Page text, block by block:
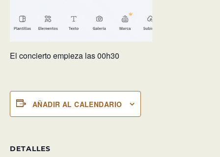
El concierto empieza las 00h30
AÑADIR AL CALENDARIO
DETALLES